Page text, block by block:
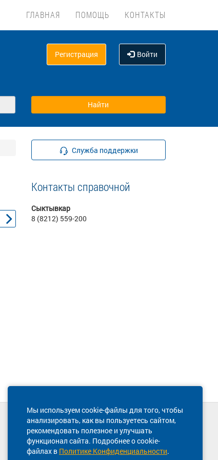
ГЛАВНАЯ ПОМОЩЬ КОНТАКТЫ
Регистрация Войти
Служба поддержки
Контакты справочной
Сыктывкар
8 (8212) 559-200
Мы используем cookie-файлы для того, чтобы
анализировать, как вы пользуетесь сайтом,
рекомендовать полезное и улучшать
функционал сайта. Подробнее о cookie-
файлах в Политике Конфиденциальности.
Техническая поддержка сайта
8 800 600-03-38